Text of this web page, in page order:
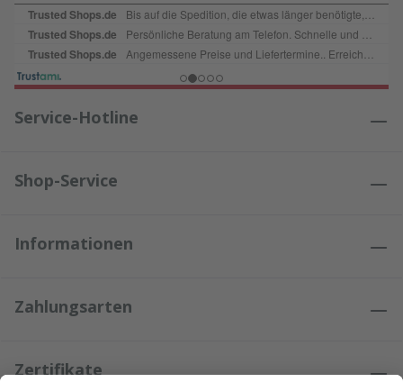
Service-Hotline
Shop-Service
Informationen
Zahlungsarten
Zertifikate